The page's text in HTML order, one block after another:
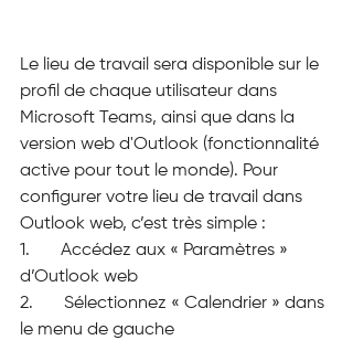
Le lieu de travail sera disponible sur le
profil de chaque utilisateur dans
Microsoft Teams, ainsi que dans la
version web d'Outlook (fonctionnalité
active pour tout le monde). Pour
configurer votre lieu de travail dans
Outlook web, c’est très simple :
1.       Accédez aux « Paramètres »
d’Outlook web
2.       Sélectionnez « Calendrier » dans
le menu de gauche